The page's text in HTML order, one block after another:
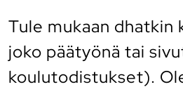
Tule mukaan
joko päätyönä tai
koulutodistukset).